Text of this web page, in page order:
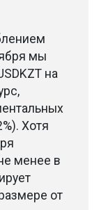
мы
на
Хотя
менее в
от